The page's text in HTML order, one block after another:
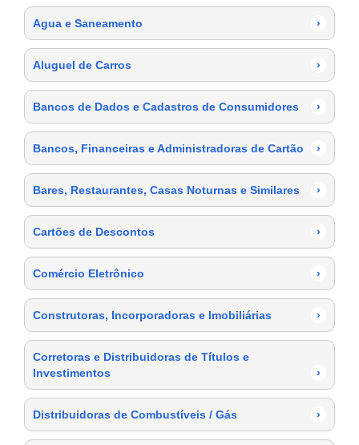
Agua e Saneamento ›
Aluguel de Carros ›
Bancos de Dados e Cadastros de Consumidores ›
Bancos, Financeiras e Administradoras de Cartão ›
Bares, Restaurantes, Casas Noturnas e Similares ›
Cartões de Descontos ›
Comércio Eletrônico ›
Construtoras, Incorporadoras e Imobiliárias ›
Corretoras e Distribuidoras de Títulos e
Investimentos
›
Distribuidoras de Combustíveis / Gás ›